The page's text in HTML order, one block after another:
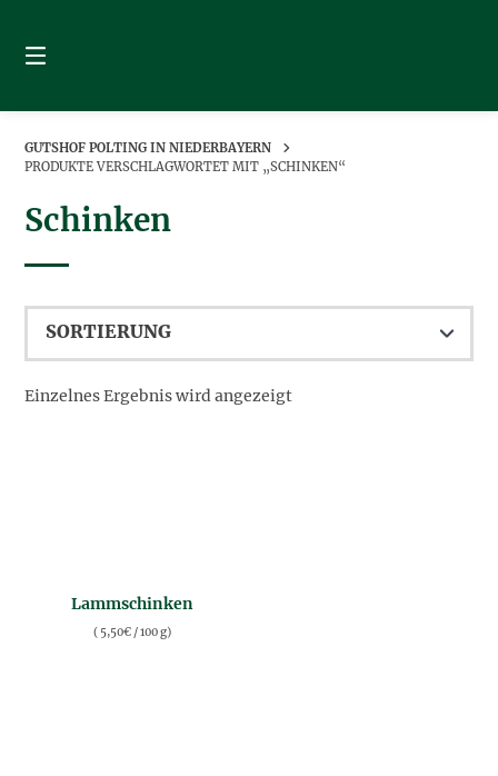
Inhalt
GUTSHOF POLTING IN NIEDERBAYERN
PRODUKTE VERSCHLAGWORTET MIT „SCHINKEN“
Schinken
Einzelnes Ergebnis wird angezeigt
Lammschinken
( 5,50€ / 100 g)